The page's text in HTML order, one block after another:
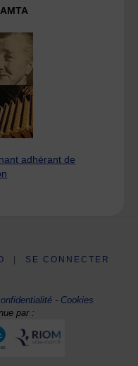
adhérant de
SE CONNECTER
- Cookies
par :